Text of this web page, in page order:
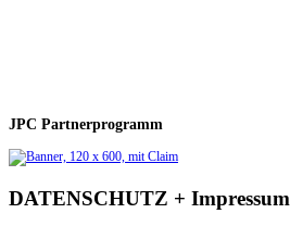
JPC Partnerprogramm
DATENSCHUTZ + Impressum